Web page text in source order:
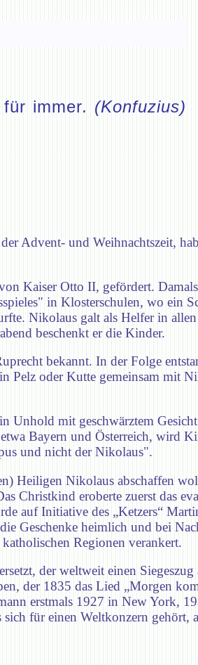
immer. (Konfuzius)
Advent- und Weihnachtszeit,
Kaiser Otto II, gefördert.
in Klosterschulen, wo ein
Nikolaus galt als Helfer in
beschenkt er die Kinder.
bekannt. In der Folge
Pelz oder Kutte gemeinsam mit
Unhold mit geschwärztem
Bayern und Österreich, wird
und nicht der Nikolaus".
Heiligen Nikolaus abschaffen
Christkind eroberte zuerst das
auf Initiative des „Ketzers“
Geschenke heimlich und bei
Regionen verankert.
der weltweit einen Siegeszug
der 1835 das Lied „Morgen
erstmals 1927 in New York,
für einen Weltkonzern gehört,